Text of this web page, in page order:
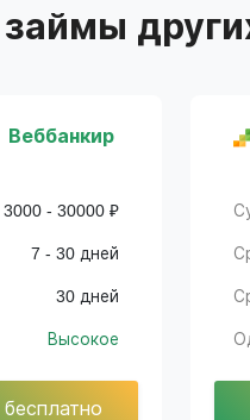
Веббанкир
3000 - 30000 ₽
7 - 30 дней
30 дней
Высокое
бесплатно